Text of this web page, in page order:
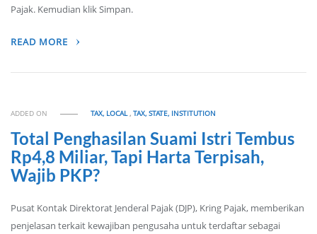
Pajak. Kemudian klik Simpan.
READ MORE
ADDED ON TAX, LOCAL,TAX, STATE, INSTITUTION
Total Penghasilan Suami Istri Tembus
Rp4,8 Miliar, Tapi Harta Terpisah,
Wajib PKP?
Pusat Kontak Direktorat Jenderal Pajak (DJP), Kring Pajak, memberikan
penjelasan terkait kewajiban pengusaha untuk terdaftar sebagai